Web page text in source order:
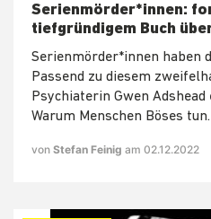
Serienmörder*innen:
tiefgründigem Buch
Serienmörder*innen haben
Passend zu diesem
Psychiaterin Gwen
Warum Menschen Böses tun.
von Stefan Feinig am 02.12.2022